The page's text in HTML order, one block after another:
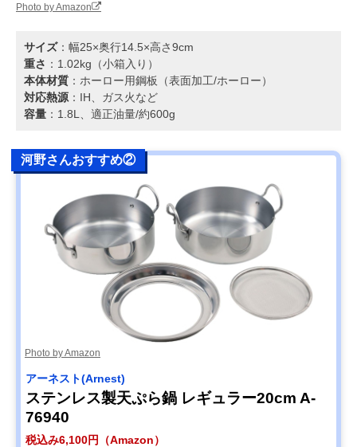
Photo by Amazon
サイズ：幅25×奥行14.5×高さ9cm
重さ ：1.02kg（小箱入り）
本体材質 ：ホーロー用鋼板（表面加工/ホーロー）
対応熱源 ：IH、ガス火など
容量 ：1.8L、適正油量/約600g
河野さんおすすめ②
Photo by Amazon
アーネスト(Arnest)
ステンレス製天ぷら鍋 レギュラー20cm A-
76940
税込み6,100円（Amazon）